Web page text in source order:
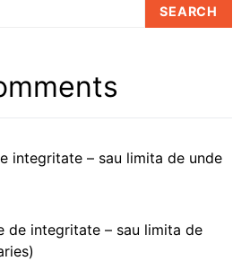
SEARCH
integritate – sau limita de unde
de integritate – sau limita de